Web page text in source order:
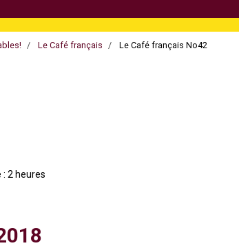
Le Café français Le Café français No42
: 2 heures